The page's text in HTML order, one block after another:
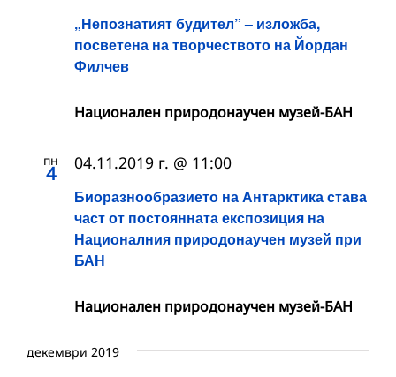
„Непознатият будител” – изложба,
посветена на творчеството на Йордан
Филчев
Национален природонаучен музей-БАН
пн
4
Биоразнообразието на Антарктика става
част от постоянната експозиция на
Националния природонаучен музей при
БАН
04.11.2019 г. @ 11:00
Национален природонаучен музей-БАН
декември 2019